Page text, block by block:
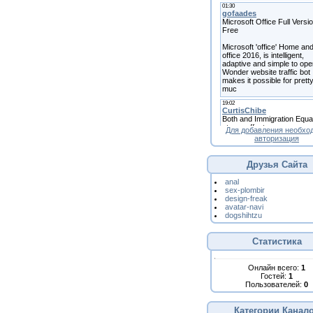
Для добавления
авторизация
Друзья Сайта
anal
sex-plombir
design-freak
avatar-navi
dogshihtzu
Статистика
Онлайн всего: 1
Гостей: 1
Пользователей: 0
Категории